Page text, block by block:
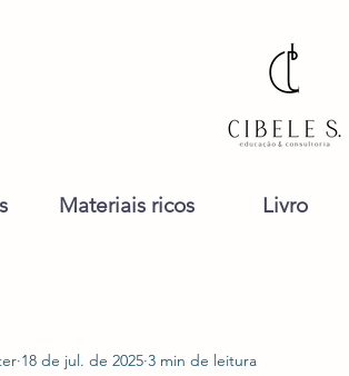
Materiais ricos Livro
18 de jul. de 2025 3 min de leitura